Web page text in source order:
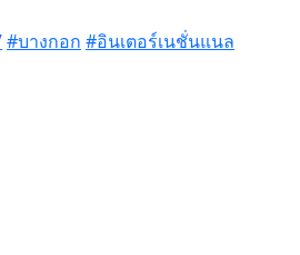
#บางกอก #อินเตอร์เนชั่นแนล